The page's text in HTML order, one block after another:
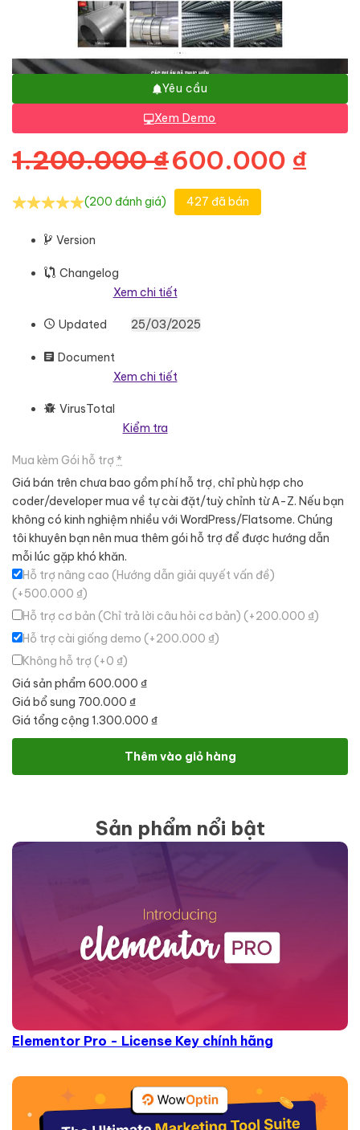
Yêu cầu
Xem Demo
1.200.000₫Giá gốc là:
600.000 ₫
(200 đánh giá) 427 đã bán
Version
Changelog
Xem chi tiết
Updated 25/03/2025
Document
Xem chi tiết
VirusTotal
Kiểm tra
Mua kèm Gói hỗ trợ *
Giá bán trên chưa bao gồm phí hỗ trợ, chỉ phù hợp cho
coder/developer mua về tự cài đặt/tuỳ chỉnh từ A-Z. Nếu bạn
không có kinh nghiệm nhiều với WordPress/Flatsome. Chúng
tôi khuyên bạn nên mua thêm gói hỗ trợ để được hướng dẫn
mỗi lúc gặp khó khăn.
Hỗ trợ nâng cao (Hướng dẫn giải quyết vấn đề)
(+500.000 ₫)
Hỗ trợ cơ bản (Chỉ trả lời câu hỏi cơ bản) (+200.000 ₫)
Hỗ trợ cài giống demo (+200.000 ₫)
Không hỗ trợ (+0 ₫)
Giá sản phẩm 600.000 ₫
Giá bổ sung 700.000 ₫
Giá tổng cộng 1.300.000 ₫
Theme wordpress công ty cơ khí chế tạo số lượng
Thêm vào giỏ hàng
Sản phẩm nổi bật
Elementor Pro - License Key chính hãng